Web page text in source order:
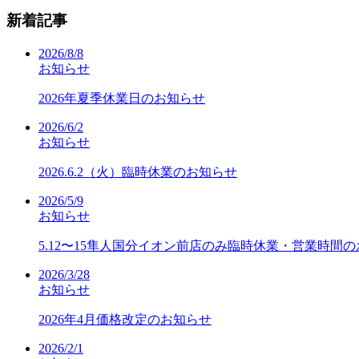
新着記事
2026/8/8
お知らせ
2026年夏季休業日のお知らせ
2026/6/2
お知らせ
2026.6.2（火）臨時休業のお知らせ
2026/5/9
お知らせ
5.12〜15隼人国分イオン前店のみ臨時休業・営業時間
2026/3/28
お知らせ
2026年4月価格改定のお知らせ
2026/2/1